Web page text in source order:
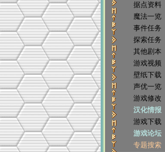
据点资料
魔法一览
事件任务
探索任务
其他剧本
游戏视频
壁纸下载
声优一览
游戏修改
汉化情报
游戏下载
游戏论坛
专题搜索